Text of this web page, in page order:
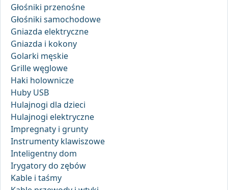
Głośniki przenośne
Głośniki samochodowe
Gniazda elektryczne
Gniazda i kokony
Golarki męskie
Grille węglowe
Haki holownicze
Huby USB
Hulajnogi dla dzieci
Hulajnogi elektryczne
Impregnaty i grunty
Instrumenty klawiszowe
Inteligentny dom
Irygatory do zębów
Kable i taśmy